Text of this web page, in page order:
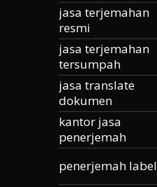
jasa terjemahan
resmi
jasa terjemahan
tersumpah
jasa translate
dokumen
kantor jasa
penerjemah
penerjemah label